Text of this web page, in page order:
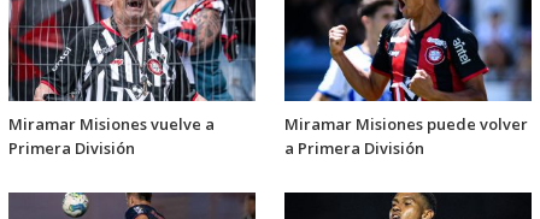
Miramar Misiones vuelve a
Primera División
Miramar Misiones puede volver
a Primera División